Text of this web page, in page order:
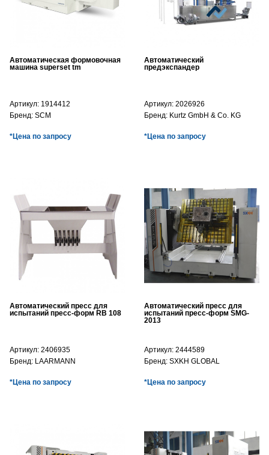
Автоматическая формовочная
машина superset tm
Артикул: 1914412
Бренд: SCM
*Цена по запросу
Автоматический
предэкспандер
Артикул: 2026926
Бренд: Kurtz GmbH & Co. KG
*Цена по запросу
Автоматический пресс для
испытаний пресс-форм RB 108
Артикул: 2406935
Бренд: LAARMANN
*Цена по запросу
Автоматический пресс для
испытаний пресс-форм SMG-
2013
Артикул: 2444589
Бренд: SXKH GLOBAL
*Цена по запросу